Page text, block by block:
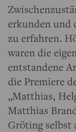
erkunden und
zu erfahren.
waren die
entstandene
die Premiere
„Matthias,
Matthias
Gröting selbst